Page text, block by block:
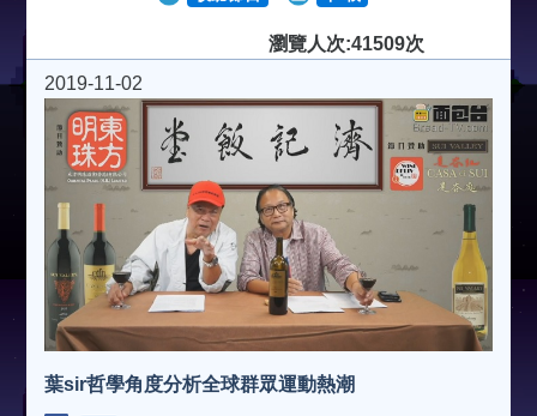
瀏覽人次:41509次
2019-11-02
葉sir哲學角度分析全球群眾運動熱潮